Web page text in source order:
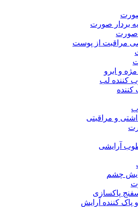
بردار صورت
صورت
مراقبت از پوست
و ابرو
کننده لب
و مراقبتی
آرایشی
چشم
پاکسازی
پاک کننده آرایش